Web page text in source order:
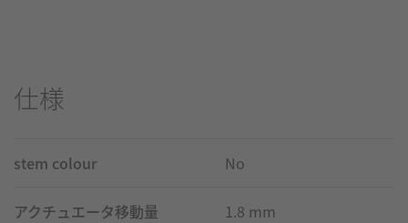
仕様
stem colour No
アクチュエータ移動量 1.8 mm